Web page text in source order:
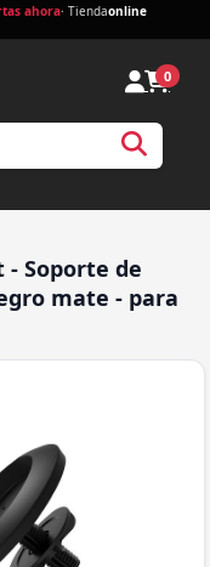
ahora· Tiendaonline
0
- Soporte de
mate - para